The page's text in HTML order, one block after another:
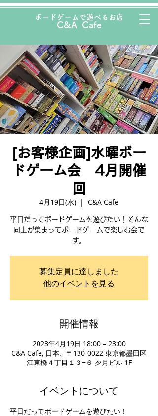
ボード ゲームで遊べるお店
C&A Cafe
[お客様企画]水曜ボー
ドゲーム会 4月開催
回
4月19日(水)
  |
C&A Cafe
平日だってボードゲームを遊びたい！そんな
同士が集まってボードゲームで楽しむ会で
す。
募集定員に達しました
他のイベントを見る
開催情報
2023年4月19日 18:00 – 23:00
C&A Cafe, 日本、〒130-0022 東京都墨田区
江東橋４丁目１３−６ 夕月ビル 1F
イベントについて
平日だってボードゲームを遊びたい！